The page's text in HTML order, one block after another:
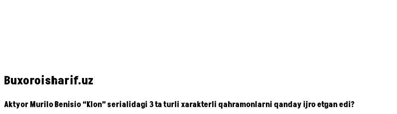
Buxoroisharif.uz
Aktyor Murilo Benisio “Klon” serialidagi 3 ta turli xarakterli qahramonlarni qanday ijro etgan edi?